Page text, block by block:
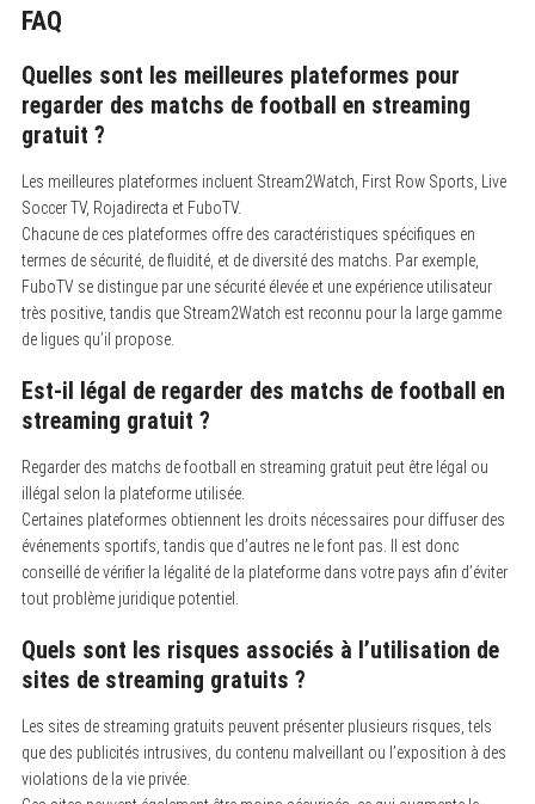
FAQ
Quelles sont les meilleures plateformes pour
regarder des matchs de football en streaming
gratuit ?
Les meilleures plateformes incluent Stream2Watch, First Row Sports, Live
Soccer TV, Rojadirecta et FuboTV.
Chacune de ces plateformes offre des caractéristiques spécifiques en
termes de sécurité, de fluidité, et de diversité des matchs. Par exemple,
FuboTV se distingue par une sécurité élevée et une expérience utilisateur
très positive, tandis que Stream2Watch est reconnu pour la large gamme
de ligues qu’il propose.
Est-il légal de regarder des matchs de football en
streaming gratuit ?
Regarder des matchs de football en streaming gratuit peut être légal ou
illégal selon la plateforme utilisée.
Certaines plateformes obtiennent les droits nécessaires pour diffuser des
événements sportifs, tandis que d’autres ne le font pas. Il est donc
conseillé de vérifier la légalité de la plateforme dans votre pays afin d’éviter
tout problème juridique potentiel.
Quels sont les risques associés à l’utilisation de
sites de streaming gratuits ?
Les sites de streaming gratuits peuvent présenter plusieurs risques, tels
que des publicités intrusives, du contenu malveillant ou l’exposition à des
violations de la vie privée.
r
c
h
r